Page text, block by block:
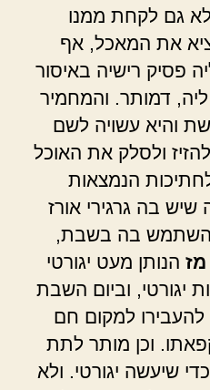
גם לקחת ממנו
את המאכל, אף
פסיק רישיה באיסור
דמותר. והמחמיר
והיא עשויה לשם
ולסלק את האוכל
הנמצאות
שיש בה גרגירי אורז
להשתמש בה בשבת,
מז הנותן מעט יגורטי
יגורטי, וביום השבת
למקום חם
וכן מותר לתת
שיעשה יגורטי. ולא